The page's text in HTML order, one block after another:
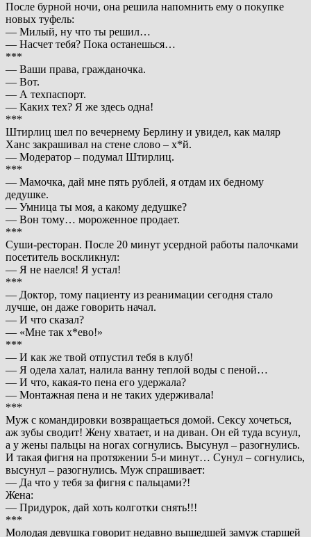
После бурной ночи, она решила напомнить ему о покупке
новых туфель:
— Милый, ну что ты решил…
— Насчет тебя? Пока останешься…
***
— Ваши права, гражданочка.
— Вот.
— А техпаспорт.
— Каких тех? Я же здесь одна!
***
Штирлиц шел по вечернему Берлину и увидел, как маляр
Ханс закрашивал на стене слово – х*й.
— Модератор – подумал Штирлиц.
***
— Мамочка, дай мне пять рублей, я отдам их бедному
дедушке.
— Умница ты моя, а какому дедушке?
— Вон тому… мороженное продает.
***
Суши-ресторан. После 20 минут усердной работы палочками
посетитель воскликнул:
— Я не наелся! Я устал!
***
— Доктор, тому пациенту из реанимации сегодня стало
лучше, он даже говорить начал.
— И что сказал?
— «Мне так х*ево!»
***
— И как же твой отпустил тебя в клуб!
— Я одела халат, налила ванну теплой воды с пеной…
— И что, какая-то пена его удержала?
— Монтажная пена и не таких удерживала!
***
Муж с командировки возвращаеться домой. Сексу хочеться,
аж зубы сводит! Жену хватает, и на диван. Он ей туда всунул,
а у жены пальцы на ногах согнулись. Высунул – разогнулись.
И такая фигня на протяжении 5-и минут… Сунул – согнулись,
высунул – разогнулись. Муж спрашивает:
— Да что у тебя за фигня с пальцами?!
Жена:
— Придурок, дай хоть колготки снять!!!
***
Молодая девушка говорит недавно вышедшей замуж старшей